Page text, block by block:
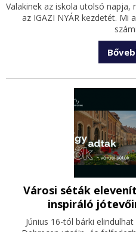
Valakinek az iskola utolsó napja,
az IGAZI NYÁR kezdetét. Mi
Városi séták
inspiráló
Június 16-tól bárki